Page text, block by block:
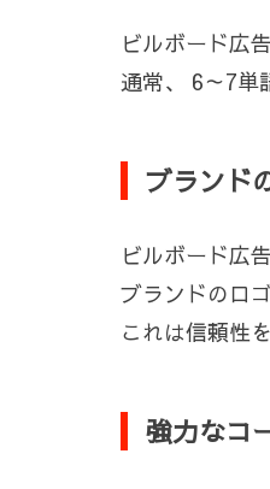
ビルボード広
通常、 6～7単
ブランド
ビルボード広
ブランドのロ
これは信頼性
強力なコ